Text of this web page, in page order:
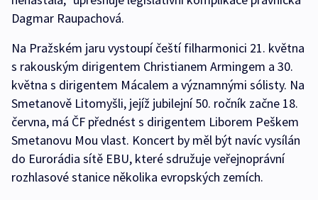
Dagmar Raupachová.
Na Pražském jaru vystoupí čeští filharmonici 21. května
s rakouským dirigentem Christianem Armingem a 30.
května s dirigentem Mácalem a významnými sólisty. Na
Smetanově Litomyšli, jejíž jubilejní 50. ročník začne 18.
června, má ČF přednést s dirigentem Liborem Peškem
Smetanovu Mou vlast. Koncert by měl být navíc vysílán
do Eurorádia sítě EBU, které sdružuje veřejnoprávní
rozhlasové stanice několika evropských zemích.